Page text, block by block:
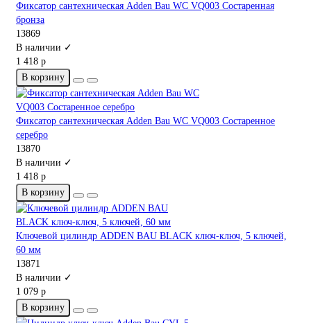
Фиксатор сантехническая Adden Bau WC VQ003 Состаренная
бронза
13869
В наличии ✓
1 418 р
В корзину
Фиксатор сантехническая Adden Bau WC VQ003 Состаренное
серебро
13870
В наличии ✓
1 418 р
В корзину
Ключевой цилиндр ADDEN BAU BLACK ключ-ключ, 5 ключей,
60 мм
13871
В наличии ✓
1 079 р
В корзину